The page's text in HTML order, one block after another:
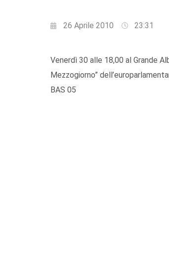
26 Aprile 2010 23:31
Venerdì 30 alle 18,00 al Grande
Mezzogiorno”
BAS 05